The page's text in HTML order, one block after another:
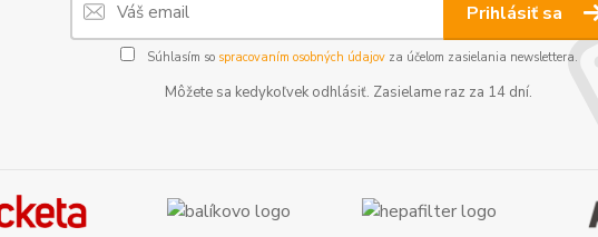
Prihlásiť sa
Súhlasím so spracovaním osobných údajovza účelom zasielania newslettera.
Môžete sa kedykoľvek odhlásiť. Zasielame raz za 14 dní.